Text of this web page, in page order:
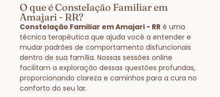
O que é Constelação Familiar em
Amajari - RR?
Constelação Familiar em Amajari - RR é uma
técnica terapêutica que ajuda você a entender e
mudar padrões de comportamento disfuncionais
dentro de sua família. Nossas sessões online
facilitam a exploração dessas questões profundas,
proporcionando clareza e caminhos para a cura no
conforto do seu lar.